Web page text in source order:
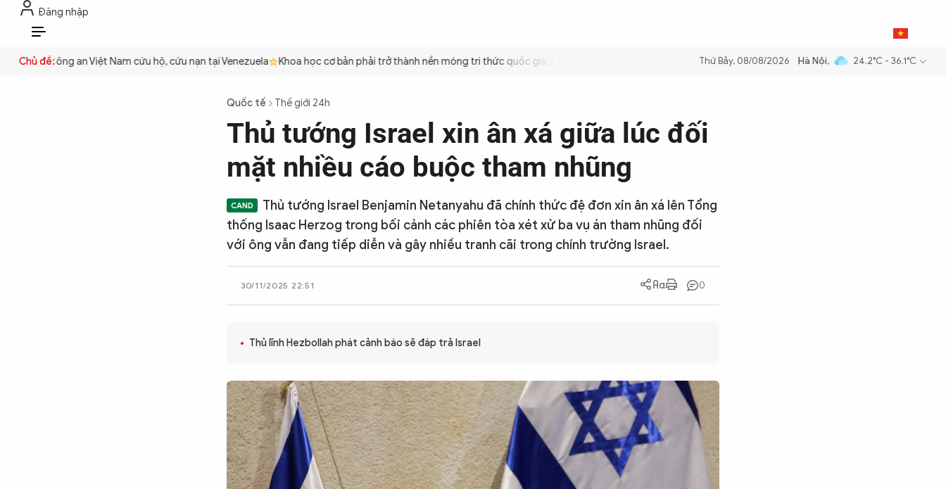
Đăng nhập
VI
Chủ đề:Công an Việt Nam cứu hộ, cứu nạn tại Venezuela Khoa học cơ bản phải trở thành nền móng tri thức quốc gia Triệt để tiết kiệm xăng dầu để đảm bảo an ninh năng lượng quốc gia Thực hiện Nghị
Thứ Bảy, 08/08/2026 Hà Nội, 24.2°C - 36.1°C
Quốc tế Thế giới 24h
Thủ tướng Israel xin ân xá giữa lúc đối
mặt nhiều cáo buộc tham nhũng
Thủ tướng Israel Benjamin Netanyahu đã chính thức đệ đơn xin ân xá lên Tổng
thống Isaac Herzog trong bối cảnh các phiên tòa xét xử ba vụ án tham nhũng đối
với ông vẫn đang tiếp diễn và gây nhiều tranh cãi trong chính trường Israel.
30/11/2025 22:51 0
Thủ lĩnh Hezbollah phát cảnh báo sẽ đáp trả Israel